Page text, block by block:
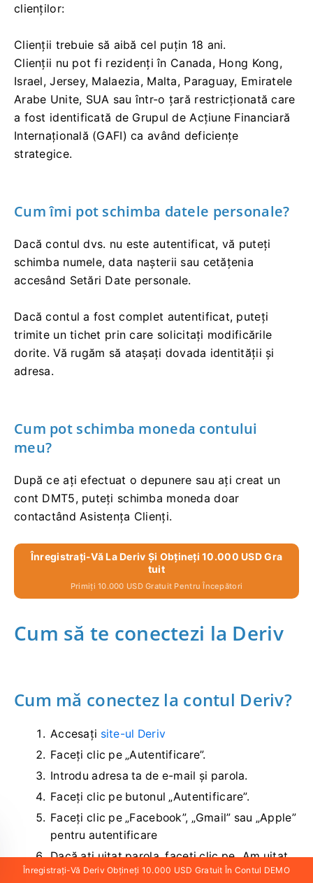
clienților:
Clienții trebuie să aibă cel puțin 18 ani.
Clienții nu pot fi rezidenți în Canada, Hong Kong,
Israel, Jersey, Malaezia, Malta, Paraguay, Emiratele
Arabe Unite, SUA sau într-o țară restricționată care
a fost identificată de Grupul de Acțiune Financiară
Internațională (GAFI) ca având deficiențe
strategice.
Cum îmi pot schimba datele personale?
Dacă contul dvs. nu este autentificat, vă puteți
schimba numele, data nașterii sau cetățenia
accesând Setări Date personale.
Dacă contul a fost complet autentificat, puteți
trimite un tichet prin care solicitați modificările
dorite. Vă rugăm să atașați dovada identității și
adresa.
Cum pot schimba moneda contului
meu?
După ce ați efectuat o depunere sau ați creat un
cont DMT5, puteți schimba moneda doar
contactând Asistența Clienți.
Înregistrați-Vă La Deriv Și Obțineți 10.000 USD Gra
Tuit
Primiți 10.000 USD Gratuit Pentru Începători
Cum să te conectezi la Deriv
Cum mă conectez la contul Deriv?
Accesați site-ul Deriv
Faceți clic pe „Autentificare”.
Introdu adresa ta de e-mail și parola.
Faceți clic pe butonul „Autentificare”.
Faceți clic pe „Facebook”, „Gmail” sau „Apple”
pentru autentificare
Dacă ați uitat parola, faceți clic pe „Am uitat
parola”.
Înregistrați-Vă Deriv Obțineți 10.000 USD Gratuit În Contul DEMO